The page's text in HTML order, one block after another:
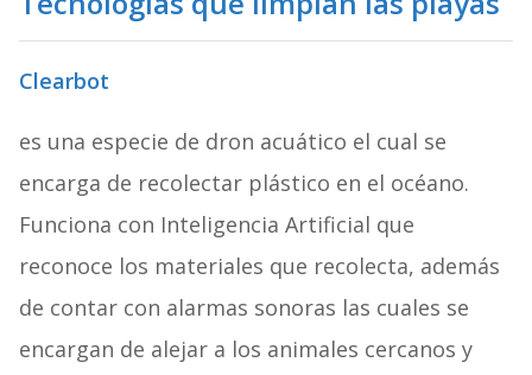
Clearbot
es una especie de dron acuático el cual se
encarga de recolectar plástico en el océano.
Funciona con Inteligencia Artificial que
reconoce los materiales que recolecta, además
de contar con alarmas sonoras las cuales se
encargan de alejar a los animales cercanos y